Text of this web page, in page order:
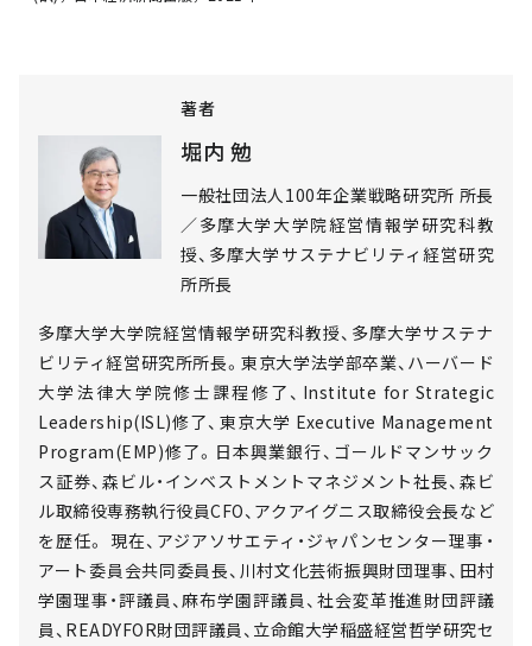
著者
堀内 勉
一般社団法人100年企業戦略研究所 所長
／多摩大学大学院経営情報学研究科教
授、多摩大学サステナビリティ経営研究
所所長
多摩大学大学院経営情報学研究科教授、多摩大学サステナ
ビリティ経営研究所所長。東京大学法学部卒業、ハーバード
大学法律大学院修士課程修了、Institute for Strategic
Leadership(ISL)修了、東京大学 Executive Management
Program(EMP)修了。日本興業銀行、ゴールドマンサック
ス証券、森ビル・インベストメントマネジメント社長、森ビ
ル取締役専務執行役員CFO、アクアイグニス取締役会長など
を歴任。 現在、アジアソサエティ・ジャパンセンター理事・
アート委員会共同委員長、川村文化芸術振興財団理事、田村
学園理事・評議員、麻布学園評議員、社会変革推進財団評議
員、READYFOR財団評議員、立命館大学稲盛経営哲学研究セ